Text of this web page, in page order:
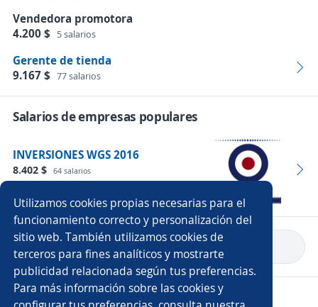
Utilizamos cookies propias necesarias para el
funcionamiento correcto y personalización del
sitio web. También utilizamos cookies de
terceros para fines analíticos y mostrarte
publicidad relacionada según tus preferencias.
Para más información sobre las cookies y
Vendedora promotora
4.200 $
5 salarios
Gerente de tienda
9.167 $ 77 salarios
Salarios de empresas populares
INVERSIONES WGS 2016
8.402 $ 64 salarios
Volver a inicio
Copyright 2014 - 2026 DGNET LTD.